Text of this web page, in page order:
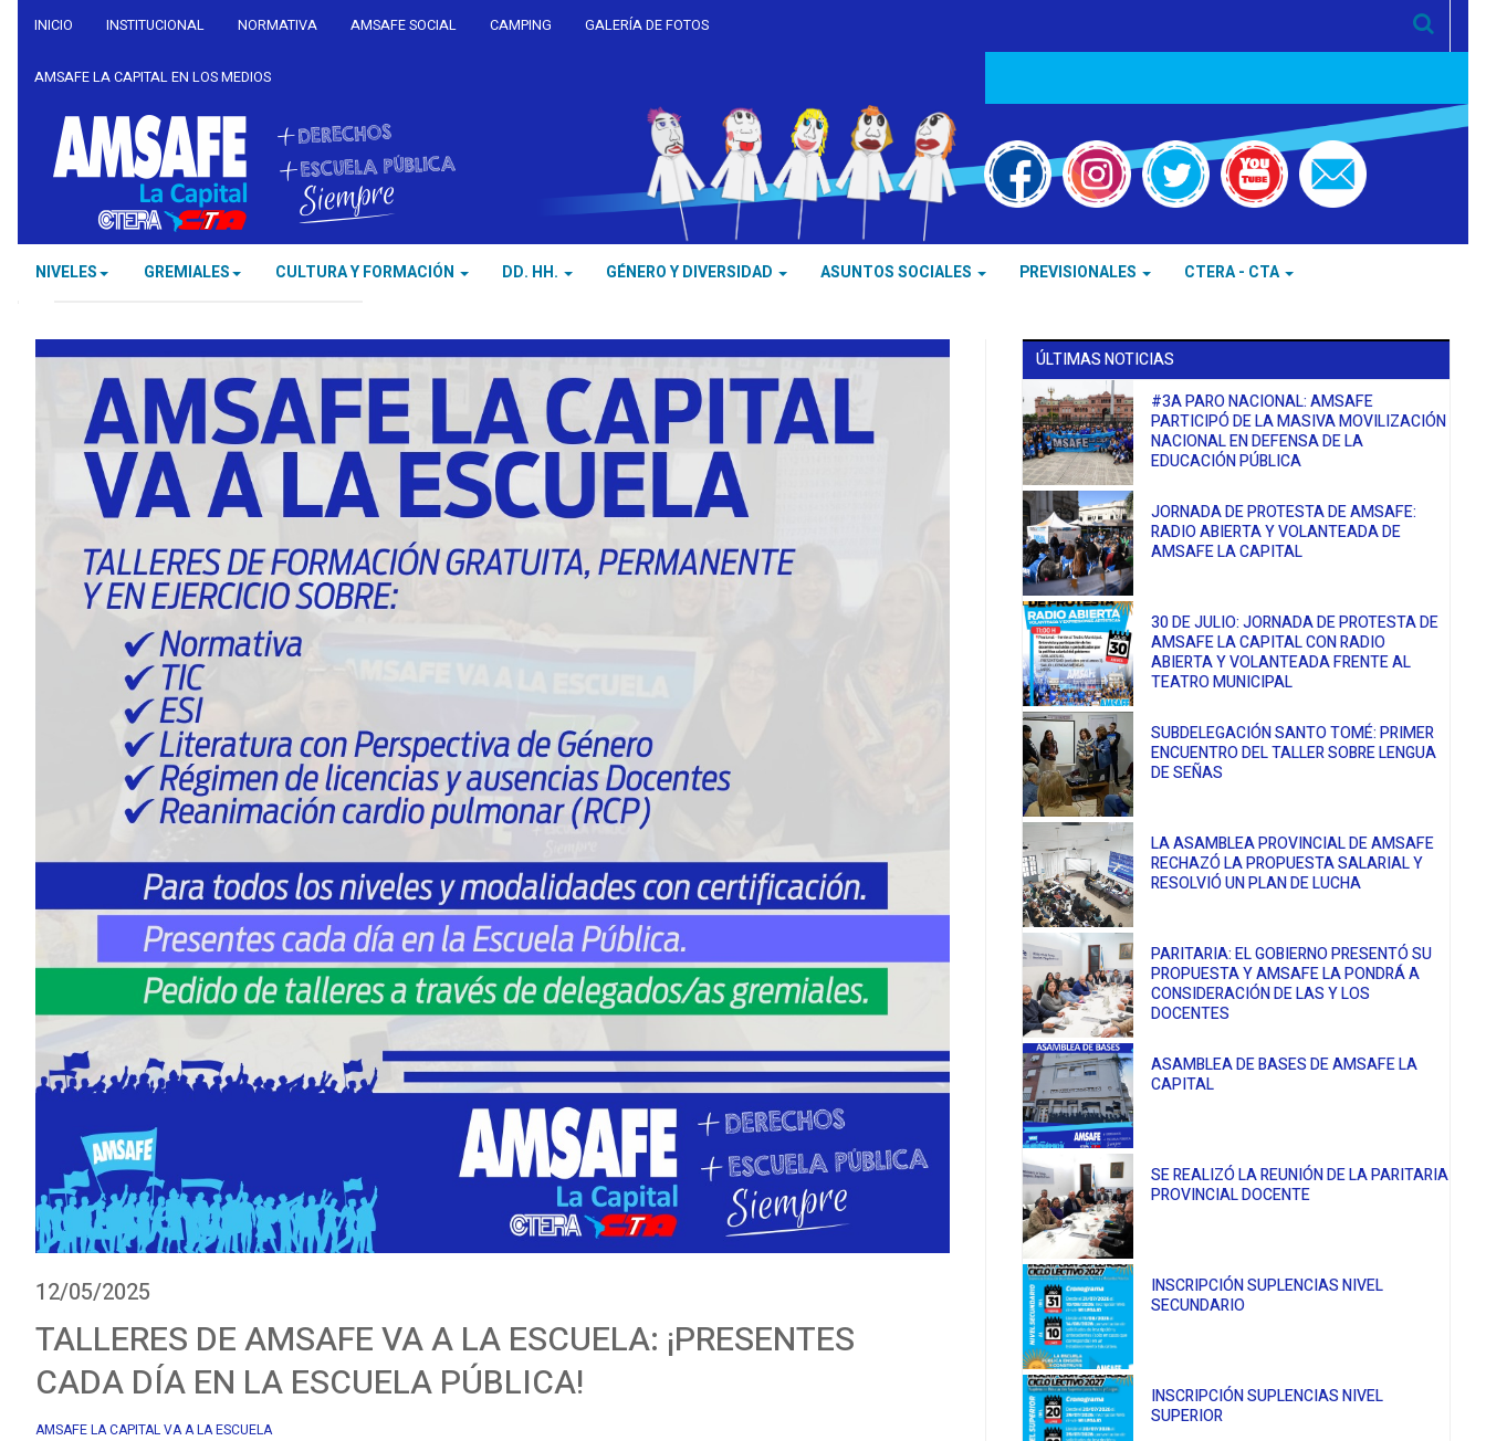
INICIO INSTITUCIONAL NORMATIVA AMSAFE SOCIAL CAMPING GALERÍA DE FOTOS
AMSAFE LA CAPITAL EN LOS MEDIOS
NIVELES GREMIALES CULTURA Y FORMACIÓN DD. HH. GÉNERO Y DIVERSIDAD ASUNTOS SOCIALES PREVISIONALES CTERA - CTA
12/05/2025
TALLERES DE AMSAFE VA A LA ESCUELA: ¡PRESENTES
CADA DÍA EN LA ESCUELA PÚBLICA!
AMSAFE LA CAPITAL VA A LA ESCUELA
ÚLTIMAS NOTICIAS
#3A PARO NACIONAL: AMSAFE
PARTICIPÓ DE LA MASIVA MOVILIZACIÓN
NACIONAL EN DEFENSA DE LA
EDUCACIÓN PÚBLICA
JORNADA DE PROTESTA DE AMSAFE:
RADIO ABIERTA Y VOLANTEADA DE
AMSAFE LA CAPITAL
30 DE JULIO: JORNADA DE PROTESTA DE
AMSAFE LA CAPITAL CON RADIO
ABIERTA Y VOLANTEADA FRENTE AL
TEATRO MUNICIPAL
SUBDELEGACIÓN SANTO TOMÉ: PRIMER
ENCUENTRO DEL TALLER SOBRE LENGUA
DE SEÑAS
LA ASAMBLEA PROVINCIAL DE AMSAFE
RECHAZÓ LA PROPUESTA SALARIAL Y
RESOLVIÓ UN PLAN DE LUCHA
PARITARIA: EL GOBIERNO PRESENTÓ SU
PROPUESTA Y AMSAFE LA PONDRÁ A
CONSIDERACIÓN DE LAS Y LOS
DOCENTES
ASAMBLEA DE BASES DE AMSAFE LA
CAPITAL
SE REALIZÓ LA REUNIÓN DE LA PARITARIA
PROVINCIAL DOCENTE
INSCRIPCIÓN SUPLENCIAS NIVEL
SECUNDARIO
INSCRIPCIÓN SUPLENCIAS NIVEL
SUPERIOR